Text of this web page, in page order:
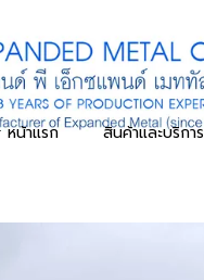
หน้าแรก สินค้าและบริการ